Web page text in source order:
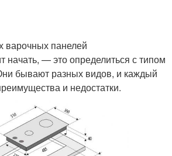
варочных панелей
начать, — это определиться с типом
бывают разных видов, и каждый
и недостатки.